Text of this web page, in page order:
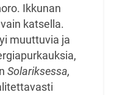
Ikkunan
katsella.
muuttuvia ja
Solariksessa,